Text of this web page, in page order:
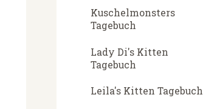
Kuschelmonsters
Tagebuch
Lady Di's Kitten
Tagebuch
Leila's Kitten Tagebuch